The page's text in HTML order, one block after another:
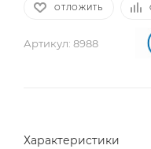
ОТЛОЖИТЬ
Артикул: 8988
Характеристики